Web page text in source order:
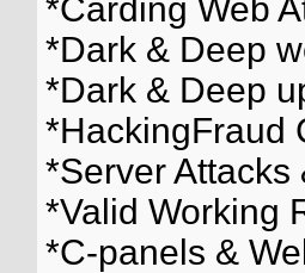
*Carding Web
*Dark & Deep
*Dark & Deep
*HackingFraud
*Server Attacks
*Valid Working
*C-panels &